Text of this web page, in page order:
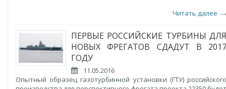
Читать далее
ПЕРВЫЕ РОССИЙСКИЕ ТУРБИНЫ ДЛЯ
НОВЫХ ФРЕГАТОВ СДАДУТ В 2017
ГОДУ
11.05.2016
Опытный образец газотурбинной установки (ГТУ) российского